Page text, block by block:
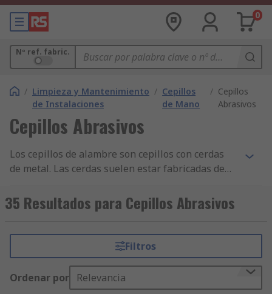
0
Nº ref. fabric.
/ Limpieza y Mantenimiento
de Instalaciones
/ Cepillos
de Mano
/ Cepillos
Abrasivos
Cepillos Abrasivos
Los cepillos de alambre son cepillos con cerdas
de metal. Las cerdas suelen estar fabricadas de
mediante grapas o epoxi. Los cepillos de alambre
se pueden utilizar dentro del sector de ingeniería
Algunas opciones con cerdas de latón no generan
chispas, lo que los convierte en ideales para usar
con superficies metálicas.
35 Resultados para Cepillos Abrasivos
Filtros
Ordenar por Relevancia